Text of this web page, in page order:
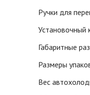
Ручки для
Установочный
Габаритные
Размеры
Вес